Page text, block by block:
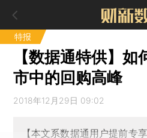
特报
【数据通特供】
市中的回购高峰
2018年12月29日 09:02
【本文系数据通用户提前专